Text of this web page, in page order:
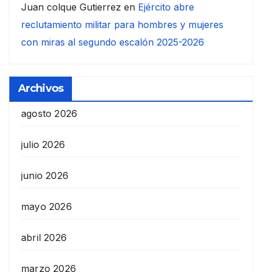
Juan colque Gutierrez en Ejército abre
reclutamiento militar para hombres y mujeres
con miras al segundo escalón 2025-2026
Archivos
agosto 2026
julio 2026
junio 2026
mayo 2026
abril 2026
marzo 2026